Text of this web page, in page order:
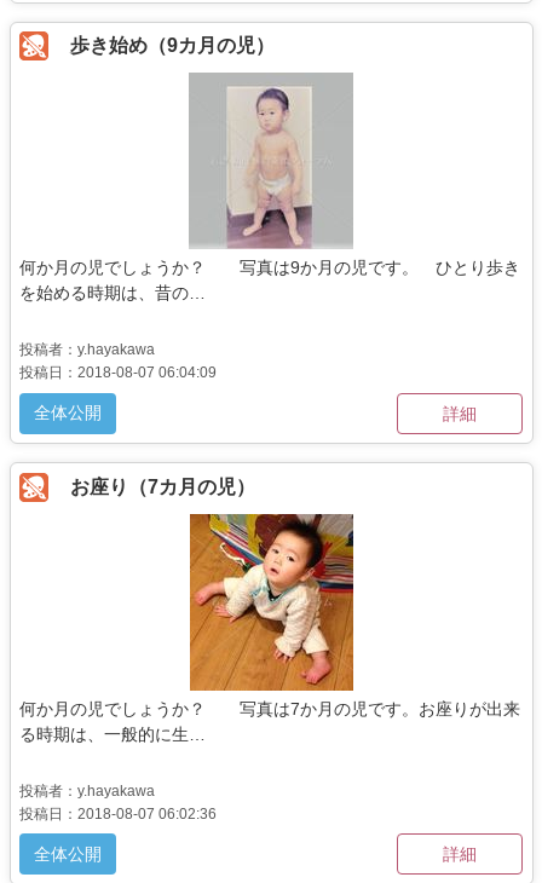
歩き始め（9カ月の児）
何か月の児でしょうか？ 写真は9か月の児です。 ひとり歩き
を始める時期は、昔の…
投稿者：y.hayakawa
投稿日：2018-08-07 06:04:09
詳細
全体公開
お座り（7カ月の児）
何か月の児でしょうか？ 写真は7か月の児です。お座りが出来
る時期は、一般的に生…
投稿者：y.hayakawa
投稿日：2018-08-07 06:02:36
詳細
全体公開